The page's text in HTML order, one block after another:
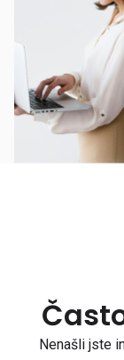
Nenašli jste